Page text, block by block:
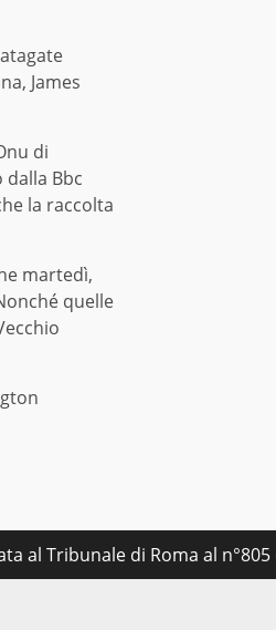
James
di
dalla Bbc
la raccolta
martedì,
quelle
al Tribunale di Roma al n°805